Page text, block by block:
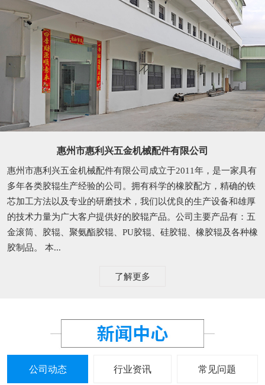
惠州市惠利兴五金机械配件有限公司
惠州市惠利兴五金机械配件有限公司成立于2011年，是一家具有
多年各类胶辊生产经验的公司。拥有科学的橡胶配方，精确的铁
芯加工方法以及专业的研磨技术，我们以优良的生产设备和雄厚
的技术力量为广大客户提供好的胶辊产品。公司主要产品有：五
金滚筒、胶辊、聚氨酯胶辊、PU胶辊、硅胶辊、橡胶辊及各种橡
胶制品。 本...
了解更多
公司动态 行业资讯 常见问题